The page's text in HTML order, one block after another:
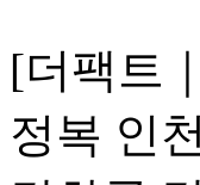
[더팩트
정복 인